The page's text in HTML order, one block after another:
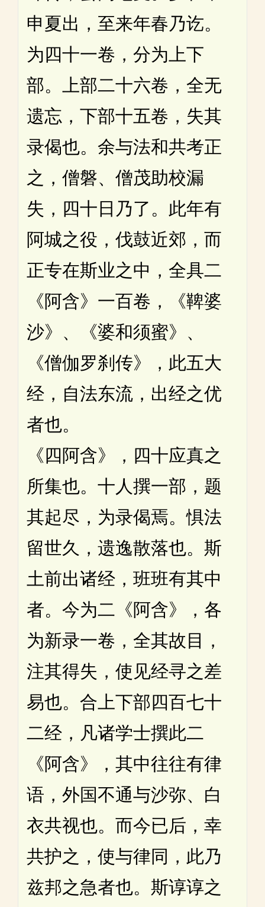
申夏出，至来年春乃讫。
为四十一卷，分为上下
部。上部二十六卷，全无
遗忘，下部十五卷，失其
录偈也。余与法和共考正
之，僧磐、僧茂助校漏
失，四十日乃了。此年有
阿城之役，伐鼓近郊，而
正专在斯业之中，全具二
《阿含》一百卷，《鞞婆
沙》、《婆和须蜜》、
《僧伽罗刹传》，此五大
经，自法东流，出经之优
者也。
《四阿含》，四十应真之
所集也。十人撰一部，题
其起尽，为录偈焉。惧法
留世久，遗逸散落也。斯
土前出诸经，班班有其中
者。今为二《阿含》，各
为新录一卷，全其故目，
注其得失，使见经寻之差
易也。合上下部四百七十
二经，凡诸学士撰此二
《阿含》，其中往往有律
语，外国不通与沙弥、白
衣共视也。而今已后，幸
共护之，使与律同，此乃
兹邦之急者也。斯谆谆之